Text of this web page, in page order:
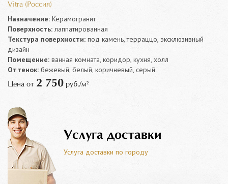
Vitra (Россия)
Назначение: Керамогранит
Поверхность: лаппатированная
Текстура поверхности: под камень, терраццо, эксклюзивный
дизайн
Помещение: ванная комната, коридор, кухня, холл
Оттенок: бежевый, белый, коричневый, серый
Цена от 2 750 руб./м²
Услуга доставки
Услуга доставки по городу